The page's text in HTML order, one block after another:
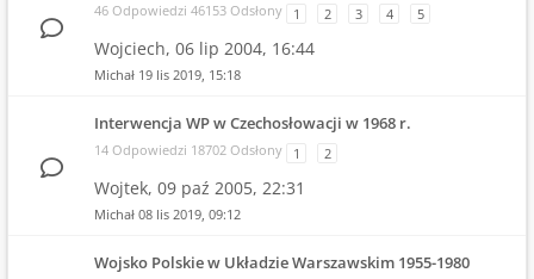
46 Odpowiedzi 46153 Odsłony 1 2 3 4 5
Wojciech, 06 lip 2004, 16:44
Michał 19 lis 2019, 15:18
Interwencja WP w Czechosłowacji w 1968 r.
14 Odpowiedzi 18702 Odsłony 1 2
Wojtek, 09 paź 2005, 22:31
Michał 08 lis 2019, 09:12
Wojsko Polskie w Układzie Warszawskim 1955-1980